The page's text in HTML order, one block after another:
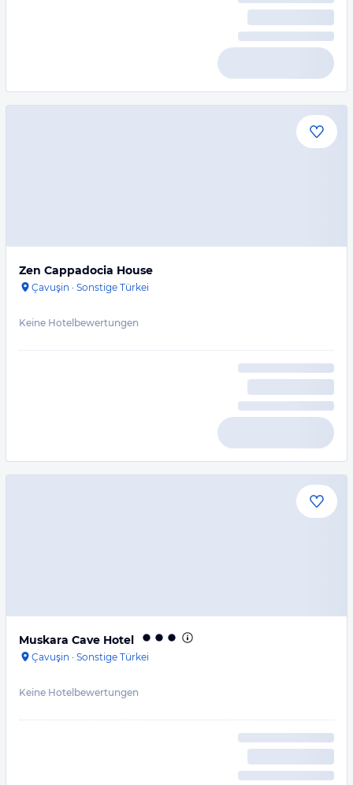
Zen Cappadocia House
Çavuşin · Sonstige Türkei
Keine Hotelbewertungen
Muskara Cave Hotel
Çavuşin · Sonstige Türkei
Keine Hotelbewertungen